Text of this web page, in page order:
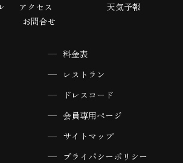
アクセス
天気予報
お問合せ
料金表
レストラン
ドレスコード
会員専用ページ
サイトマップ
プライバシーポリシー